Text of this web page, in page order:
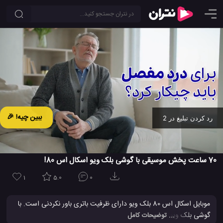
ببین چیه! 🎉 رد کردن تبلیغ در 2
70 ساعت پخش موسیقی با گوشی بلک ویو اسکال اس 80!
1 5.0 0
موبایل اسکال اس 80 بلک ویو دارای ظرفیت باتری باور نکردنی است. با
... توضیحات کامل